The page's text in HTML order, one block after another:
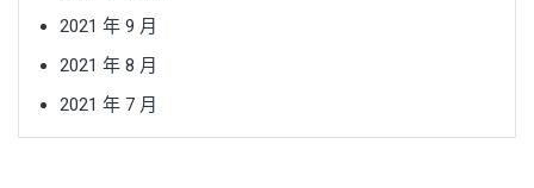
2021 年 9 月
2021 年 8 月
2021 年 7 月